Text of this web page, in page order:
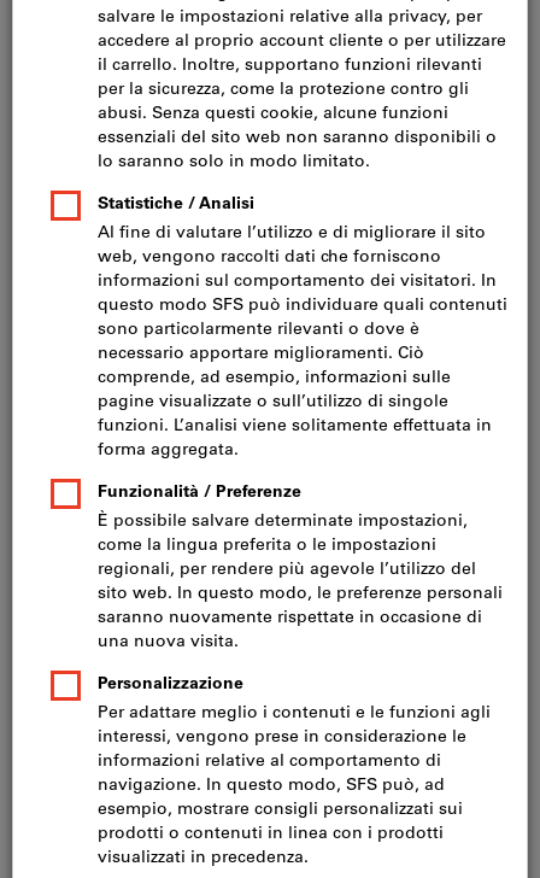
Metrologia
Utensili manuali
Arredamento industriale e articoli per officina
Elettroutensili e utensili pneumatici
Prodotti chimici
Protezioni antinfortunistiche
Serramenti
Cercatore di prodotti
Nuovi prodotti